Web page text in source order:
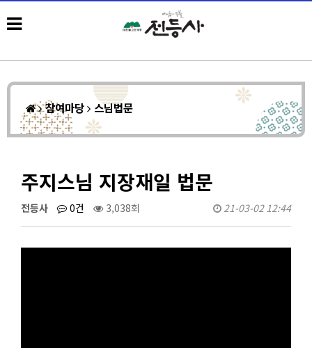
참여마당 스님법문
주지스님 지장재일 법문
전등사 0건 3,038회 21-03-02 12:44